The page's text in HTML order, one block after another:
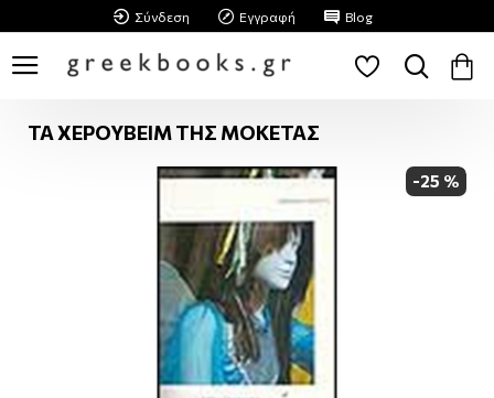
Σύνδεση Εγγραφή Blog
ΤΑ ΧΕΡΟΥΒΕΙΜ ΤΗΣ ΜΟΚΕΤΑΣ
-25 %